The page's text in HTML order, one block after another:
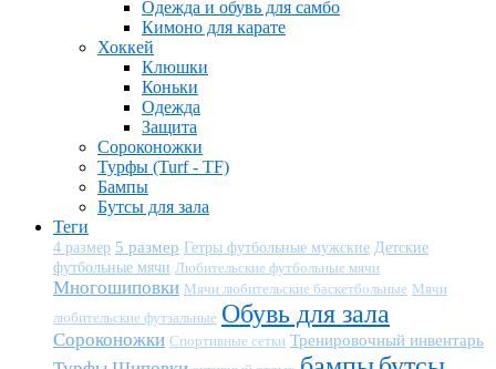
Одежда и обувь для самбо
Кимоно для карате
Хоккей
Клюшки
Коньки
Одежда
Защита
Сороконожки
Турфы (Turf - TF)
Бампы
Бутсы для зала
Теги
4 размер 5 размер Гетры футбольные мужские Детские
футбольные мячи Любительские футбольные мячи
Многошиповки Мячи любительские баскетбольные Мячи
любительские футзальные Обувь для зала
Сороконожки Спортивные сетки Тренировочный инвентарь